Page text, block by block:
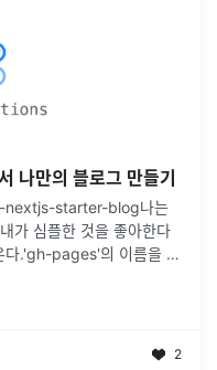
나만의 블로그 만들기
starter-blog나는
가 심플한 것을 좋아한다
다.'gh-pages'의 이름을 가
2